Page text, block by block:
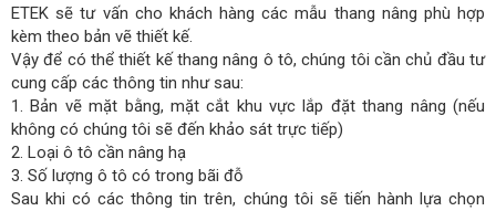
ETEK sẽ tư vấn cho khách hàng các mẫu thang nâng phù hợp
kèm theo bản vẽ thiết kế.
Vậy để có thể thiết kế thang nâng ô tô, chúng tôi cần chủ đầu tư
cung cấp các thông tin như sau:
1. Bản vẽ mặt bằng, mặt cắt khu vực lắp đặt thang nâng (nếu
không có chúng tôi sẽ đến khảo sát trực tiếp)
2. Loại ô tô cần nâng hạ
3. Số lượng ô tô có trong bãi đỗ
Sau khi có các thông tin trên, chúng tôi sẽ tiến hành lựa chọn